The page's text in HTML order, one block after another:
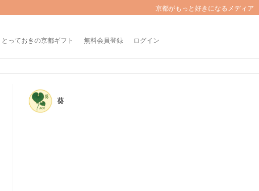
京都がもっと好きになるメディア
とっておきの京都ギフト 無料会員登録 ログイン
葵